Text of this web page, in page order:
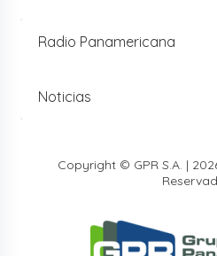
Radio Panamericana
Noticias
Copyright © GPR S.A. |